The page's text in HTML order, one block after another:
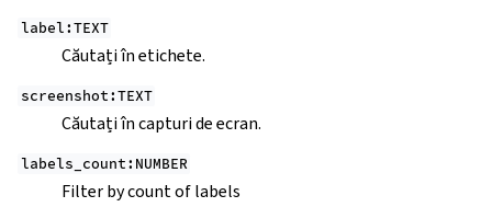
label:TEXT
Căutați în etichete.
screenshot:TEXT
Căutați în capturi de ecran.
labels_count:NUMBER
Filter by count of labels